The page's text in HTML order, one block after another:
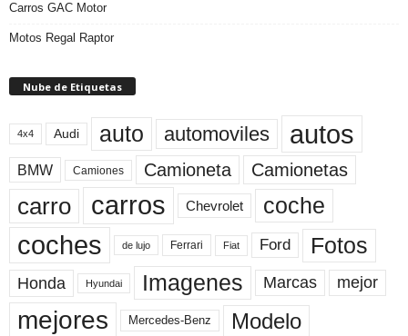
Carros GAC Motor
Motos Regal Raptor
Nube de Etiquetas
4x4 Audi auto automoviles autos
BMW Camiones Camioneta Camionetas
carro carros Chevrolet coche
coches de lujo Ferrari Fiat Ford Fotos
Honda Hyundai Imagenes Marcas mejor
mejores Mercedes-Benz Modelo